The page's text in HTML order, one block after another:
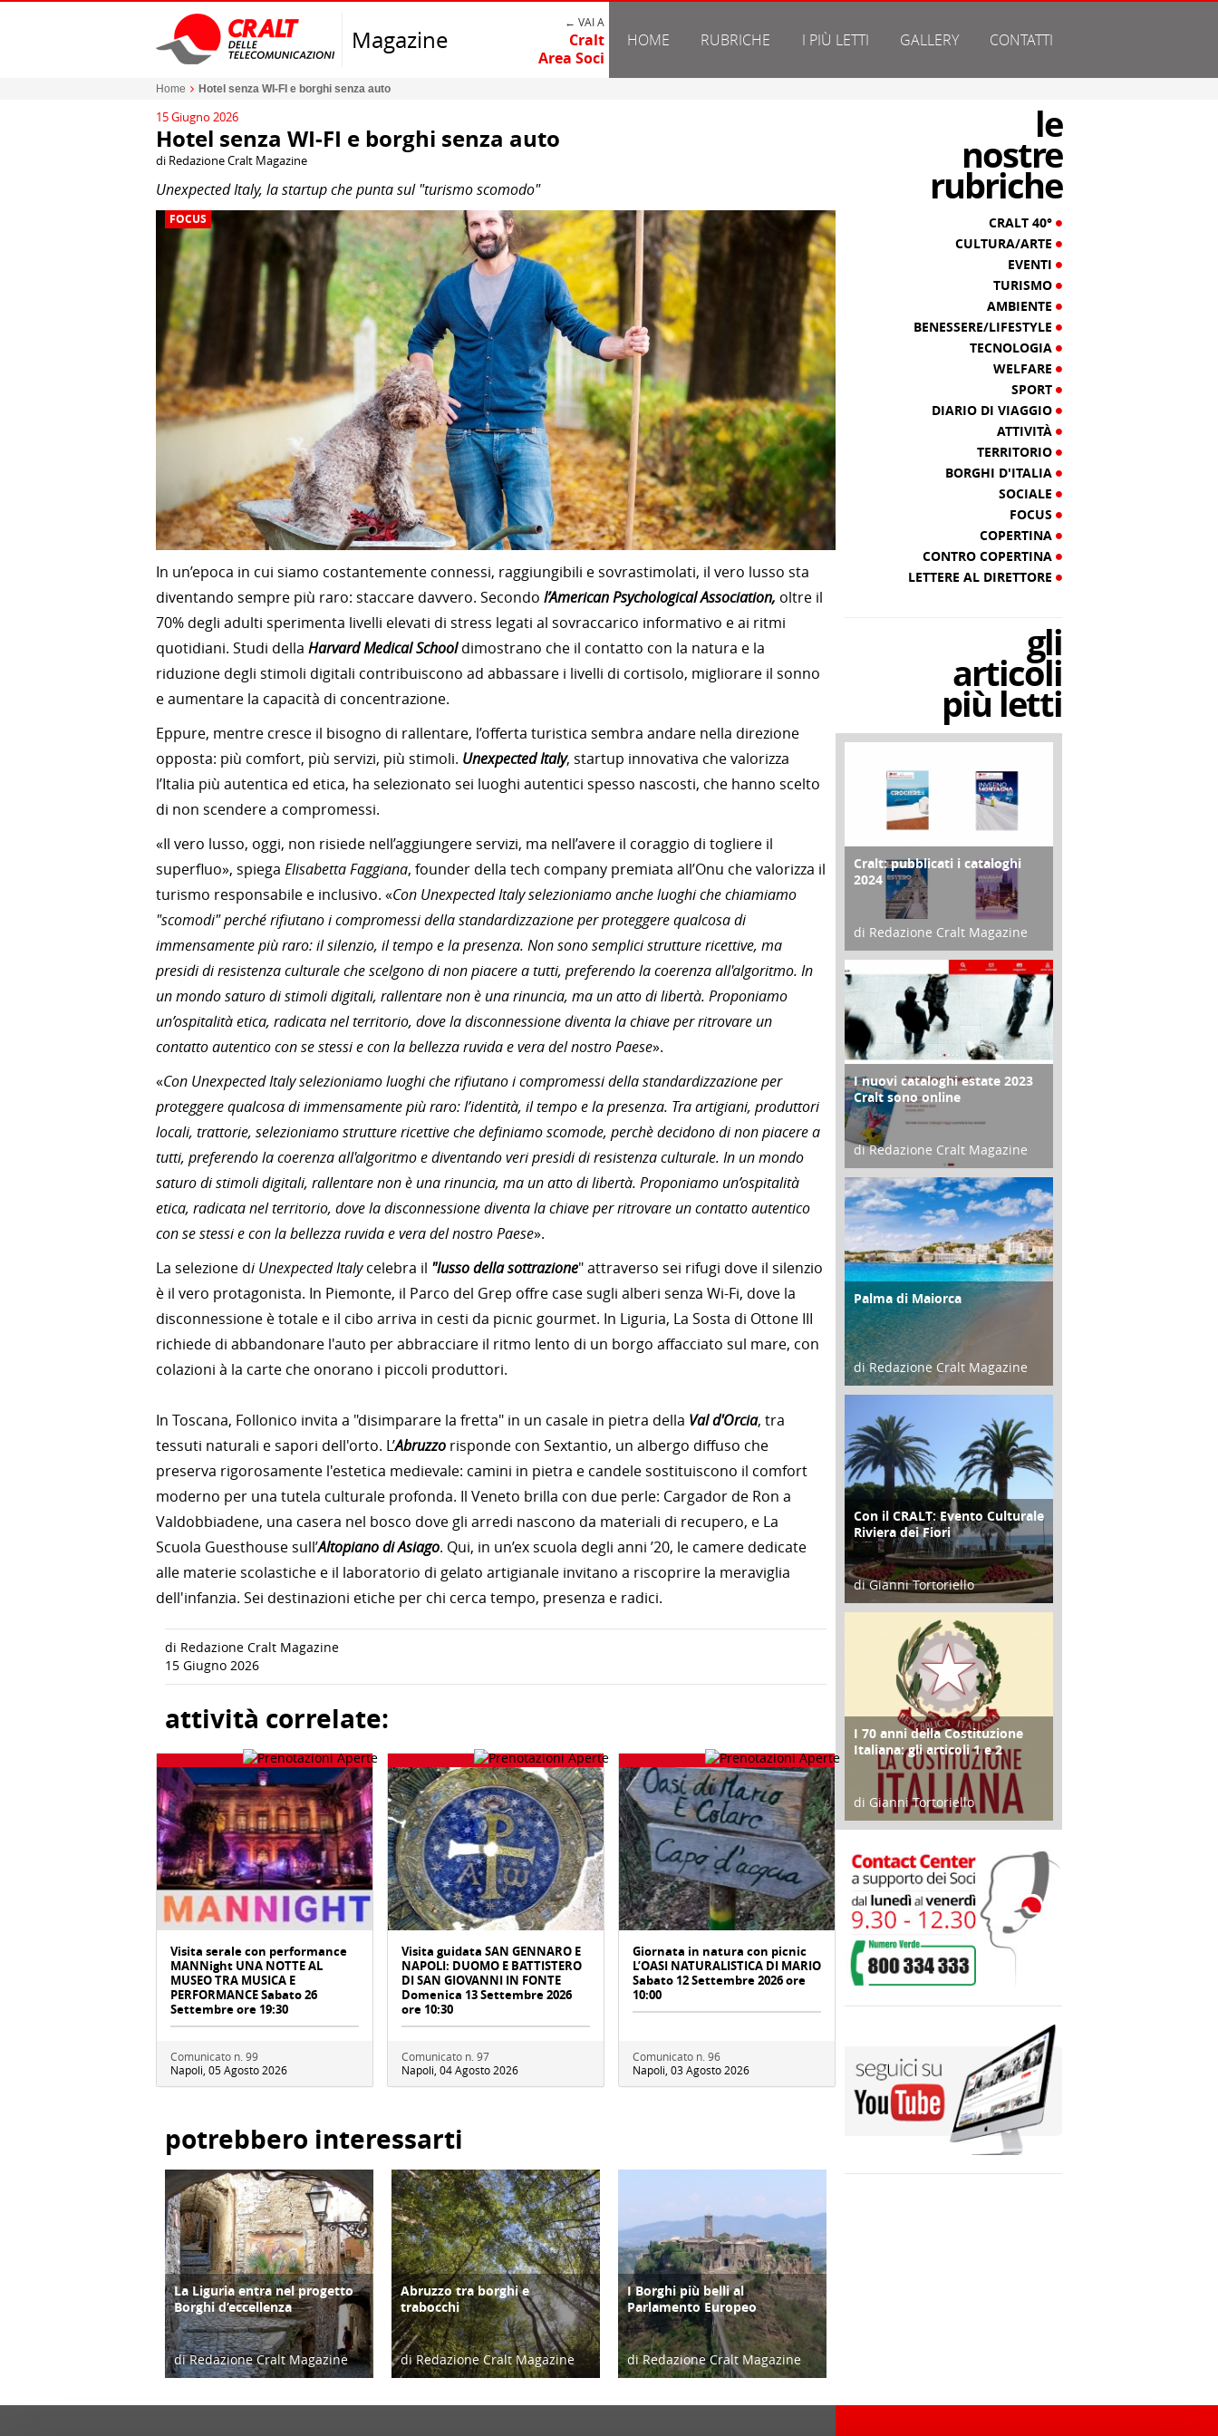
Magazine
← VAI A
Cralt
Area Soci
HOME RUBRICHE I PIÙ LETTI GALLERY CONTATTI
Home Hotel senza WI-FI e borghi senza auto
15 Giugno 2026
Hotel senza WI-FI e borghi senza auto
di Redazione Cralt Magazine
Unexpected Italy, la startup che punta sul "turismo scomodo"
FOCUS
In un’epoca in cui siamo costantemente connessi, raggiungibili e sovrastimolati, il vero lusso sta
diventando sempre più raro: staccare davvero. Secondo l’American Psychological Association, oltre il
70% degli adulti sperimenta livelli elevati di stress legati al sovraccarico informativo e ai ritmi
quotidiani. Studi della Harvard Medical School dimostrano che il contatto con la natura e la
riduzione degli stimoli digitali contribuiscono ad abbassare i livelli di cortisolo, migliorare il sonno
e aumentare la capacità di concentrazione.
Eppure, mentre cresce il bisogno di rallentare, l’offerta turistica sembra andare nella direzione
opposta: più comfort, più servizi, più stimoli. Unexpected Italy, startup innovativa che valorizza
l’Italia più autentica ed etica, ha selezionato sei luoghi autentici spesso nascosti, che hanno scelto
di non scendere a compromessi.
«Il vero lusso, oggi, non risiede nell’aggiungere servizi, ma nell’avere il coraggio di togliere il
superfluo», spiega Elisabetta Faggiana, founder della tech company premiata all’Onu che valorizza il
turismo responsabile e inclusivo. «Con Unexpected Italy selezioniamo anche luoghi che chiamiamo
"scomodi" perché rifiutano i compromessi della standardizzazione per proteggere qualcosa di
immensamente più raro: il silenzio, il tempo e la presenza. Non sono semplici strutture ricettive, ma
presidi di resistenza culturale che scelgono di non piacere a tutti, preferendo la coerenza all'algoritmo. In
un mondo saturo di stimoli digitali, rallentare non è una rinuncia, ma un atto di libertà. Proponiamo
un’ospitalità etica, radicata nel territorio, dove la disconnessione diventa la chiave per ritrovare un
contatto autentico con se stessi e con la bellezza ruvida e vera del nostro Paese».
«Con Unexpected Italy selezioniamo luoghi che rifiutano i compromessi della standardizzazione per
proteggere qualcosa di immensamente più raro: l’identità, il tempo e la presenza. Tra artigiani, produttori
locali, trattorie, selezioniamo strutture ricettive che definiamo scomode, perchè decidono di non piacere a
tutti, preferendo la coerenza all'algoritmo e diventando veri presidi di resistenza culturale. In un mondo
saturo di stimoli digitali, rallentare non è una rinuncia, ma un atto di libertà. Proponiamo un’ospitalità
etica, radicata nel territorio, dove la disconnessione diventa la chiave per ritrovare un contatto autentico
con se stessi e con la bellezza ruvida e vera del nostro Paese».
La selezione di Unexpected Italycelebra il "lusso della sottrazione" attraverso sei rifugi dove il silenzio
è il vero protagonista. In Piemonte, il Parco del Grep offre case sugli alberi senza Wi-Fi, dove la
disconnessione è totale e il cibo arriva in cesti da picnic gourmet. In Liguria, La Sosta di Ottone III
richiede di abbandonare l'auto per abbracciare il ritmo lento di un borgo affacciato sul mare, con
colazioni à la carte che onorano i piccoli produttori.
In Toscana, Follonico invita a "disimparare la fretta" in un casale in pietra della Val d'Orcia, tra
tessuti naturali e sapori dell'orto. L’Abruzzo risponde con Sextantio, un albergo diffuso che
preserva rigorosamente l'estetica medievale: camini in pietra e candele sostituiscono il comfort
moderno per una tutela culturale profonda. Il Veneto brilla con due perle: Cargador de Ron a
Valdobbiadene, una casera nel bosco dove gli arredi nascono da materiali di recupero, e La
Scuola Guesthouse sull’Altopiano di Asiago. Qui, in un’ex scuola degli anni ’20, le camere dedicate
alle materie scolastiche e il laboratorio di gelato artigianale invitano a riscoprire la meraviglia
dell'infanzia. Sei destinazioni etiche per chi cerca tempo, presenza e radici.
di Redazione Cralt Magazine
15 Giugno 2026
attività correlate:
Visita serale con performance
MANNight UNA NOTTE AL
MUSEO TRA MUSICA E
PERFORMANCE Sabato 26
Settembre ore 19:30
Comunicato n. 99
Napoli, 05 Agosto 2026
Visita guidata SAN GENNARO E
NAPOLI: DUOMO E BATTISTERO
DI SAN GIOVANNI IN FONTE
Domenica 13 Settembre 2026
ore 10:30
Comunicato n. 97
Napoli, 04 Agosto 2026
Giornata in natura con picnic
L’OASI NATURALISTICA DI MARIO
Sabato 12 Settembre 2026 ore
10:00
Comunicato n. 96
Napoli, 03 Agosto 2026
potrebbero interessarti
TERRITORIO
La Liguria entra nel progetto
Borghi d’eccellenza
di Redazione Cralt Magazine
ATTIVITÀ
Abruzzo tra borghi e
trabocchi
di Redazione Cralt Magazine
TERRITORIO
I Borghi più belli al
Parlamento Europeo
di Redazione Cralt Magazine
le
nostre
rubriche
CRALT 40°
CULTURA/ARTE
EVENTI
TURISMO
AMBIENTE
BENESSERE/LIFESTYLE
TECNOLOGIA
WELFARE
SPORT
DIARIO DI VIAGGIO
ATTIVITÀ
TERRITORIO
BORGHI D'ITALIA
SOCIALE
FOCUS
COPERTINA
CONTRO COPERTINA
LETTERE AL DIRETTORE
gli
articoli
più letti
COPERTINA
Cralt: pubblicati i cataloghi
2024
di Redazione Cralt Magazine
21 Novembre 2023
CONTRO COPERTINA
I nuovi cataloghi estate 2023
Cralt sono online
di Redazione Cralt Magazine
07 Marzo 2023
ATTIVITÀ
Palma di Maiorca
di Redazione Cralt Magazine
25 Giugno 2016
ATTIVITÀ
Con il CRALT: Evento Culturale
Riviera dei Fiori
di Gianni Tortoriello
16 Febbraio 2018
FOCUS
I 70 anni della Costituzione
Italiana: gli articoli 1 e 2
di Gianni Tortoriello
17 Marzo 2018